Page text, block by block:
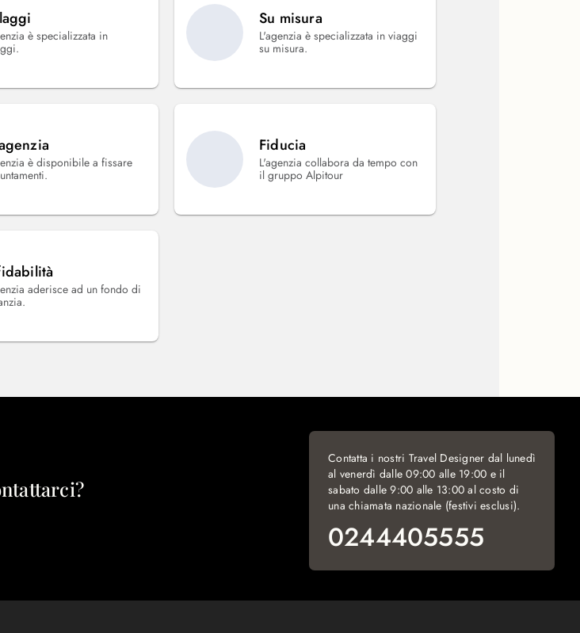
è specializzata in
Su misura
L'agenzia è specializzata in viaggi
su misura.
è disponibile a fissare
Fiducia
L'agenzia collabora da tempo con
il gruppo Alpitour
aderisce ad un fondo di
Contatta i nostri Travel Designer dal lunedì
al venerdì dalle 09:00 alle 19:00 e il
sabato dalle 9:00 alle 13:00 al costo di
una chiamata nazionale (festivi esclusi).
0244405555